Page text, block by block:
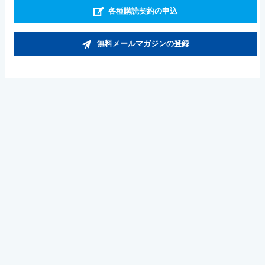
各種購読契約の申込
無料メールマガジンの登録